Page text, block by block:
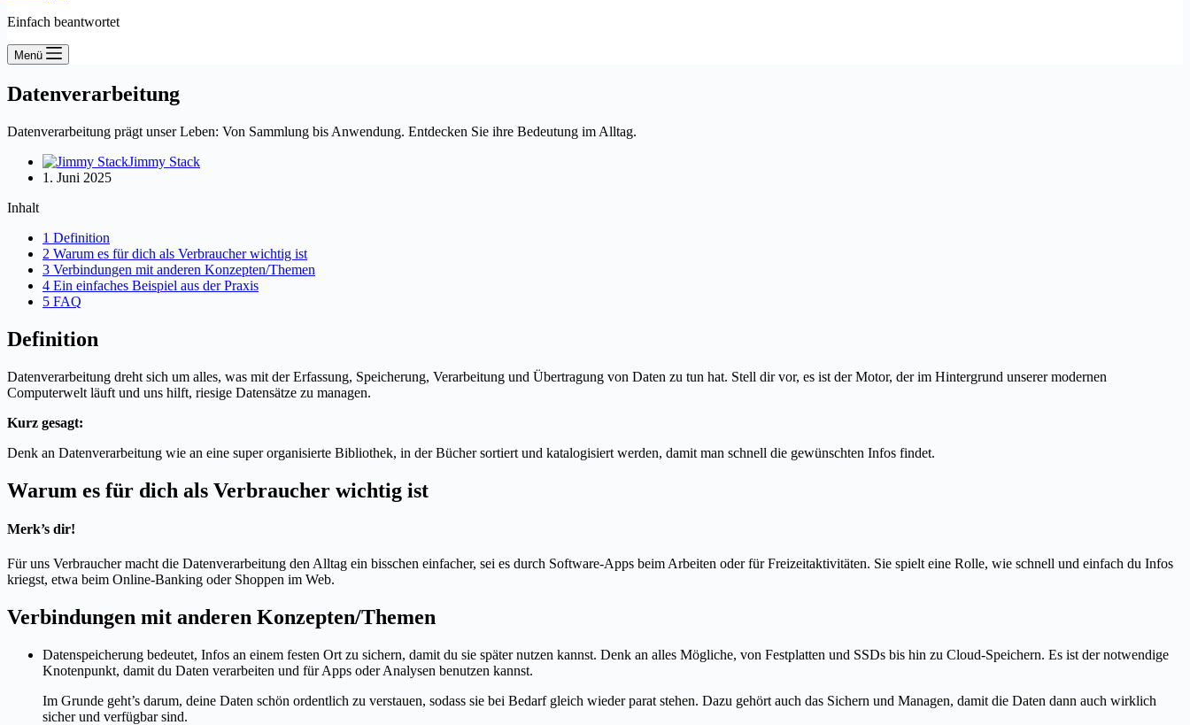
Einfach beantwortet
Menü
Datenverarbeitung
Datenverarbeitung prägt unser Leben: Von Sammlung bis Anwendung. Entdecken Sie ihre Bedeutung im Alltag.
Jimmy Stack
1. Juni 2025
Inhalt
1 Definition
2 Warum es für dich als Verbraucher wichtig ist
3 Verbindungen mit anderen Konzepten/Themen
4 Ein einfaches Beispiel aus der Praxis
5 FAQ
Definition
Datenverarbeitung dreht sich um alles, was mit der Erfassung, Speicherung, Verarbeitung und Übertragung von Daten zu tun hat. Stell dir vor, es ist der Motor, der im Hintergrund unserer modernen
Computerwelt läuft und uns hilft, riesige Datensätze zu managen.
Kurz gesagt:
Denk an Datenverarbeitung wie an eine super organisierte Bibliothek, in der Bücher sortiert und katalogisiert werden, damit man schnell die gewünschten Infos findet.
Warum es für dich als Verbraucher wichtig ist
Merk’s dir!
Für uns Verbraucher macht die Datenverarbeitung den Alltag ein bisschen einfacher, sei es durch Software-Apps beim Arbeiten oder für Freizeitaktivitäten. Sie spielt eine Rolle, wie schnell und einfach du Infos
kriegst, etwa beim Online-Banking oder Shoppen im Web.
Verbindungen mit anderen Konzepten/Themen
Datenspeicherung bedeutet, Infos an einem festen Ort zu sichern, damit du sie später nutzen kannst. Denk an alles Mögliche, von Festplatten und SSDs bis hin zu Cloud-Speichern. Es ist der notwendige
Knotenpunkt, damit du Daten verarbeiten und für Apps oder Analysen benutzen kannst.
Im Grunde geht’s darum, deine Daten schön ordentlich zu verstauen, sodass sie bei Bedarf gleich wieder parat stehen. Dazu gehört auch das Sichern und Managen, damit die Daten dann auch wirklich
sicher und verfügbar sind.